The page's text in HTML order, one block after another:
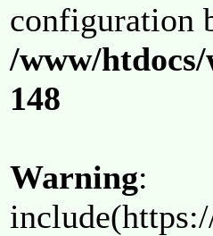
configuration
/www/
148
Warning: